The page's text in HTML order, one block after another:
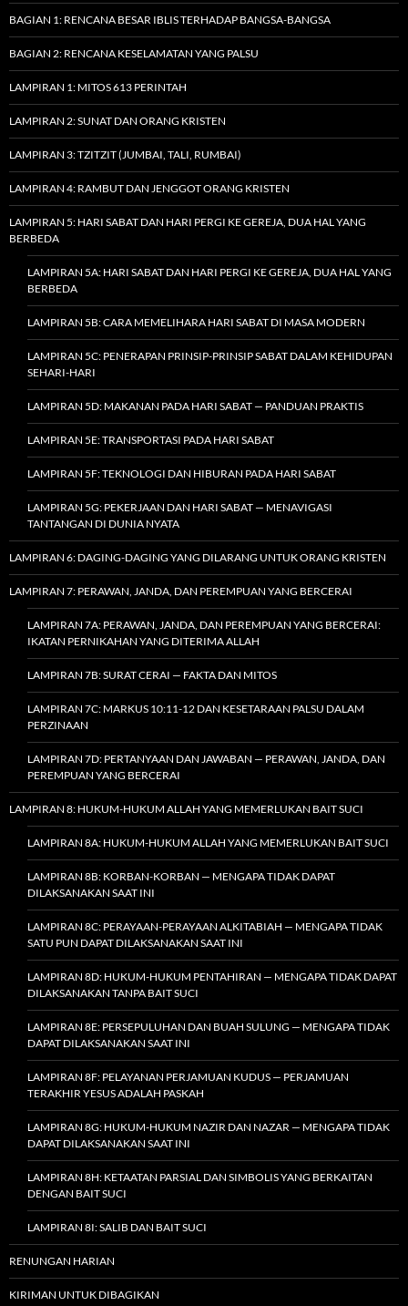
BAGIAN 1: RENCANA BESAR IBLIS TERHADAP BANGSA-BANGSA
BAGIAN 2: RENCANA KESELAMATAN YANG PALSU
LAMPIRAN 1: MITOS 613 PERINTAH
LAMPIRAN 2: SUNAT DAN ORANG KRISTEN
LAMPIRAN 3: TZITZIT (JUMBAI, TALI, RUMBAI)
LAMPIRAN 4: RAMBUT DAN JENGGOT ORANG KRISTEN
LAMPIRAN 5: HARI SABAT DAN HARI PERGI KE GEREJA, DUA HAL YANG
BERBEDA
LAMPIRAN 5A: HARI SABAT DAN HARI PERGI KE GEREJA, DUA HAL YANG
BERBEDA
LAMPIRAN 5B: CARA MEMELIHARA HARI SABAT DI MASA MODERN
LAMPIRAN 5C: PENERAPAN PRINSIP-PRINSIP SABAT DALAM KEHIDUPAN
SEHARI-HARI
LAMPIRAN 5D: MAKANAN PADA HARI SABAT — PANDUAN PRAKTIS
LAMPIRAN 5E: TRANSPORTASI PADA HARI SABAT
LAMPIRAN 5F: TEKNOLOGI DAN HIBURAN PADA HARI SABAT
LAMPIRAN 5G: PEKERJAAN DAN HARI SABAT — MENAVIGASI
TANTANGAN DI DUNIA NYATA
LAMPIRAN 6: DAGING-DAGING YANG DILARANG UNTUK ORANG KRISTEN
LAMPIRAN 7: PERAWAN, JANDA, DAN PEREMPUAN YANG BERCERAI
LAMPIRAN 7A: PERAWAN, JANDA, DAN PEREMPUAN YANG BERCERAI:
IKATAN PERNIKAHAN YANG DITERIMA ALLAH
LAMPIRAN 7B: SURAT CERAI — FAKTA DAN MITOS
LAMPIRAN 7C: MARKUS 10:11-12 DAN KESETARAAN PALSU DALAM
PERZINAAN
LAMPIRAN 7D: PERTANYAAN DAN JAWABAN — PERAWAN, JANDA, DAN
PEREMPUAN YANG BERCERAI
LAMPIRAN 8: HUKUM-HUKUM ALLAH YANG MEMERLUKAN BAIT SUCI
LAMPIRAN 8A: HUKUM-HUKUM ALLAH YANG MEMERLUKAN BAIT SUCI
LAMPIRAN 8B: KORBAN-KORBAN — MENGAPA TIDAK DAPAT
DILAKSANAKAN SAAT INI
LAMPIRAN 8C: PERAYAAN-PERAYAAN ALKITABIAH — MENGAPA TIDAK
SATU PUN DAPAT DILAKSANAKAN SAAT INI
LAMPIRAN 8D: HUKUM-HUKUM PENTAHIRAN — MENGAPA TIDAK DAPAT
DILAKSANAKAN TANPA BAIT SUCI
LAMPIRAN 8E: PERSEPULUHAN DAN BUAH SULUNG — MENGAPA TIDAK
DAPAT DILAKSANAKAN SAAT INI
LAMPIRAN 8F: PELAYANAN PERJAMUAN KUDUS — PERJAMUAN
TERAKHIR YESUS ADALAH PASKAH
LAMPIRAN 8G: HUKUM-HUKUM NAZIR DAN NAZAR — MENGAPA TIDAK
DAPAT DILAKSANAKAN SAAT INI
LAMPIRAN 8H: KETAATAN PARSIAL DAN SIMBOLIS YANG BERKAITAN
DENGAN BAIT SUCI
LAMPIRAN 8I: SALIB DAN BAIT SUCI
RENUNGAN HARIAN
KIRIMAN UNTUK DIBAGIKAN